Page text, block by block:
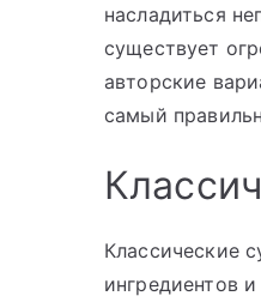
насладиться
существует
авторские
самый
Классические
ингредиентов